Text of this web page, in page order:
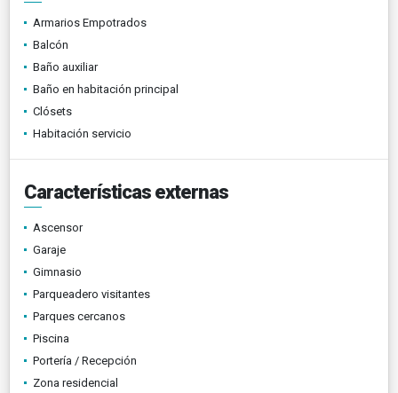
Armarios Empotrados
Balcón
Baño auxiliar
Baño en habitación principal
Clósets
Habitación servicio
Características externas
Ascensor
Garaje
Gimnasio
Parqueadero visitantes
Parques cercanos
Piscina
Portería / Recepción
Zona residencial